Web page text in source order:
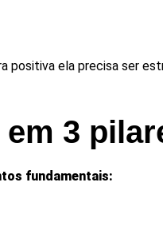
positiva ela precisa ser
3
fundamentais: